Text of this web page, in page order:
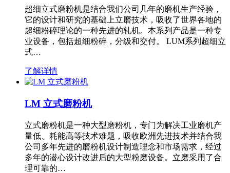
超细立式磨粉机是结合我们公司几年的磨机生产经验，
它的设计和研究的基础上立磨技术，吸收了世界各地的
超细粉碎理论的一种先进的轧机。本系列产品是一种专
业设备，包括超细粉碎，分级和交付。 LUM系列超细立
式…
了解详情
LM 立式磨粉机
立式磨粉机是一种大型磨粉机，专门为解决工业磨机产
量低、耗能高等技术难题，吸收欧洲先进技术并结合我
公司多年先进的磨粉机设计制造理念和市场需求，经过
多年的潜心设计改进后的大型粉磨设备。立磨采用了合
理可靠的…